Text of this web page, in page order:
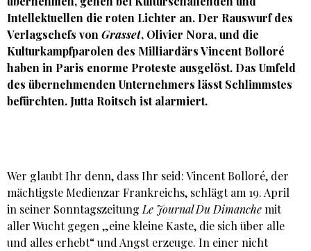
Intellektuellen die roten Lichter an. Der Rauswurf des
Verlagschefs vonGrasset, Olivier Nora, und die
Kulturkampfparolen des Milliardärs Vincent Bolloré
haben in Paris enorme Proteste ausgelöst. Das Umfeld
des übernehmenden Unternehmers lässt Schlimmstes
befürchten. Jutta Roitschist alarmiert.
Wer glaubt Ihr denn, dass Ihr seid: Vincent Bolloré, der
mächtigste Medienzar Frankreichs, schlägt am 19. April
in seiner SonntagszeitungLe Journal DuDimanchemit
aller Wucht gegen „eine kleine Kaste, die sich über alle
und alles erhebt“ und Angst erzeuge. In einer nicht